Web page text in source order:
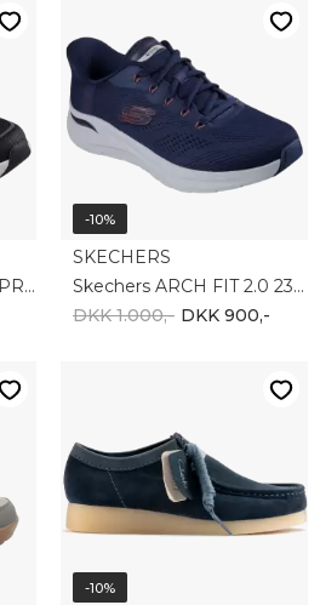
Skechers Mens Cambert 210900 CMNT
CLARKS
CLARKS WallabeeEVO CL26180127
DKK 1.000,- DKK 900,-
-10%
PUMA
Puma Club 2 SL 397445-02